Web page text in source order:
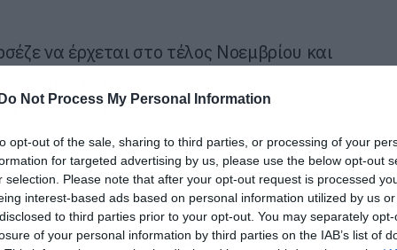
Do Not Process My Personal Information
opt-out of the sale, sharing to third parties, or processing of your
for targeted advertising by us, please use the below opt-out
selection. Please note that after your opt-out request is processed
interest-based ads based on personal information utilized by us
to third parties prior to your opt-out. You may separately
of your personal information by third parties on the IAB’s list of
να έρχεται στο τέλος Νοεμβρίου και
μέχρι και την περίοδο των
τον πιο βαρβάτο μήνα της ιστορίας
πρεμιέρα του Witcher, της σειράς που
για την πλατφόρμα, τη δεύτερη σεζόν
ενώ έχουμε και χαμό από ταινίες.